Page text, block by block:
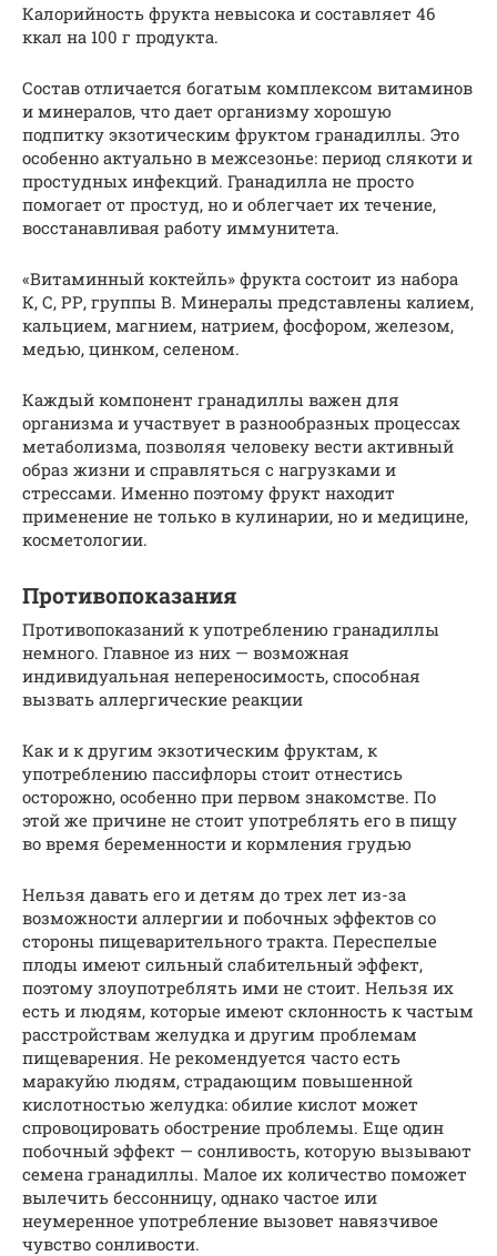
Калорийность фрукта невысока и составляет 46
ккал на 100 г продукта.
Состав отличается богатым комплексом витаминов
и минералов, что дает организму хорошую
подпитку экзотическим фруктом гранадиллы. Это
особенно актуально в межсезонье: период слякоти и
простудных инфекций. Гранадилла не просто
помогает от простуд, но и облегчает их течение,
восстанавливая работу иммунитета.
«Витаминный коктейль» фрукта состоит из набора
К, С, РР, группы В. Минералы представлены калием,
кальцием, магнием, натрием, фосфором, железом,
медью, цинком, селеном.
Каждый компонент гранадиллы важен для
организма и участвует в разнообразных процессах
метаболизма, позволяя человеку вести активный
образ жизни и справляться с нагрузками и
стрессами. Именно поэтому фрукт находит
применение не только в кулинарии, но и медицине,
косметологии.
Противопоказания
Противопоказаний к употреблению гранадиллы
немного. Главное из них — возможная
индивидуальная непереносимость, способная
вызвать аллергические реакции
Как и к другим экзотическим фруктам, к
употреблению пассифлоры стоит отнестись
осторожно, особенно при первом знакомстве. По
этой же причине не стоит употреблять его в пищу
во время беременности и кормления грудью
Нельзя давать его и детям до трех лет из-за
возможности аллергии и побочных эффектов со
стороны пищеварительного тракта. Переспелые
плоды имеют сильный слабительный эффект,
поэтому злоупотреблять ими не стоит. Нельзя их
есть и людям, которые имеют склонность к частым
расстройствам желудка и другим проблемам
пищеварения. Не рекомендуется часто есть
маракуйю людям, страдающим повышенной
кислотностью желудка: обилие кислот может
спровоцировать обострение проблемы. Еще один
побочный эффект — сонливость, которую вызывают
семена гранадиллы. Малое их количество поможет
вылечить бессонницу, однако частое или
неумеренное употребление вызовет навязчивое
чувство сонливости.